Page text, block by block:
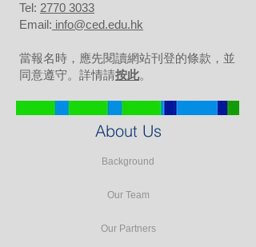
Tel: 2770 3033
Email: info@ced.edu.hk
當報名時，應先閱讀網站刊登的條款，並
同意遵守。詳情請按此。
About Us
Background
Our Team
Our Partners